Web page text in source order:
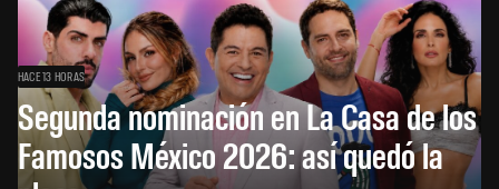
HACE 13 HORAS
Segunda nominación en La Casa de los
Famosos México 2026: así quedó la